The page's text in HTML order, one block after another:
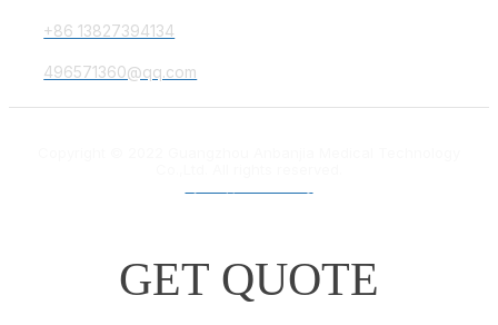
+86 13827394134
496571360@qq.com
GET QUOTE